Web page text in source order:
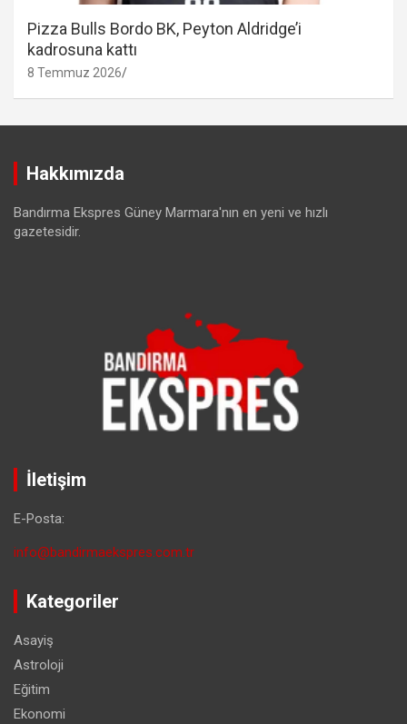
Pizza Bulls Bordo BK, Peyton Aldridge’i
kadrosuna kattı
8 Temmuz 2026
Hakkımızda
Bandırma Ekspres Güney Marmara'nın en yeni ve hızlı
gazetesidir.
İletişim
E-Posta:
info@bandirmaekspres.com.tr
Kategoriler
Asayiş
Astroloji
Eğitim
Ekonomi